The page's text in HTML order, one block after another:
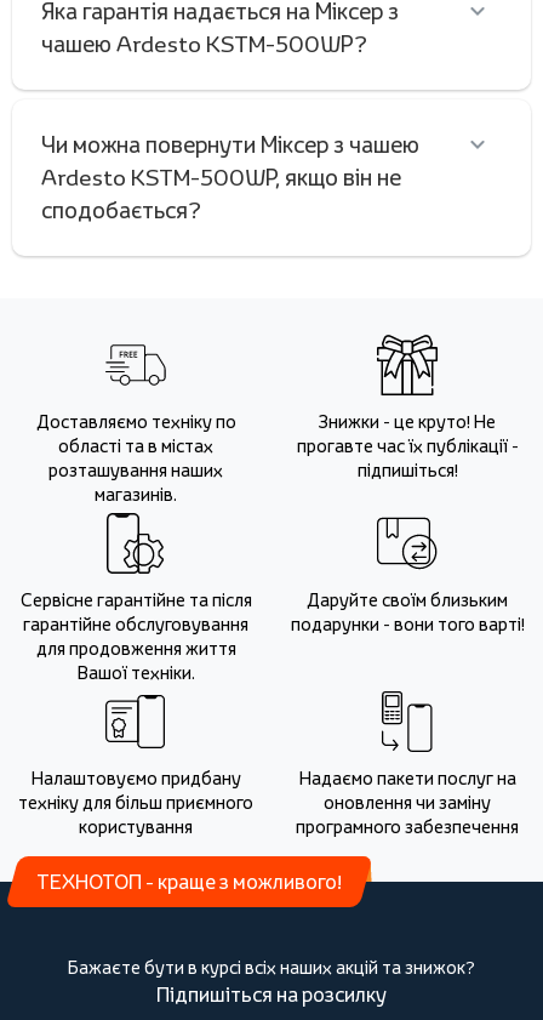
Яка гарантія надається на Міксер з
чашею Ardesto KSTM-500WР?
Чи можна повернути Міксер з чашею
Ardesto KSTM-500WР, якщо він не
сподобається?
Доставляємо техніку по
області та в містах
розташування наших
магазинів.
Знижки - це круто! Не
прогавте час їх публікації -
підпишіться!
Сервісне гарантійне та після
гарантійне обслуговування
для продовження життя
Вашої техніки.
Даруйте своїм близьким
подарунки - вони того варті!
Налаштовуємо придбану
техніку для більш приємного
користування
Надаємо пакети послуг на
оновлення чи заміну
програмного забезпечення
ТЕХНОТОП - краще з можливого!
Бажаєте бути в курсі всіх наших акцій та знижок?
Підпишіться на розсилку